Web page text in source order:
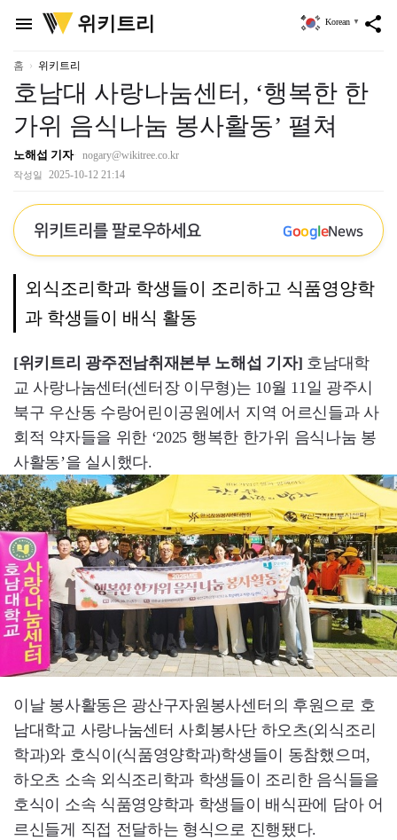
menu
위
키
리
위키트리 share
Korean ▼
홈 위키트리
호남대 사랑나눔센터, ‘행복한 한
가위 음식나눔 봉사활동’ 펼쳐
노해섭 기자 nogary@wikitree.co.kr
작성일 2025-10-12 21:14
위키트리를 팔로우하세요 GoogleNews
외식조리학과 학생들이 조리하고 식품영양학
과 학생들이 배식 활동
[위키트리 광주전남취재본부 노해섭 기자] 호남대학
교 사랑나눔센터(센터장 이무형)는 10월 11일 광주시
북구 우산동 수랑어린이공원에서 지역 어르신들과 사
회적 약자들을 위한 ‘2025 행복한 한가위 음식나눔 봉
사활동’을 실시했다.
이날 봉사활동은 광산구자원봉사센터의 후원으로 호
남대학교 사랑나눔센터 사회봉사단 하오츠(외식조리
학과)와 호식이(식품영양학과)학생들이 동참했으며,
하오츠 소속 외식조리학과 학생들이 조리한 음식들을
호식이 소속 식품영양학과 학생들이 배식판에 담아 어
르신들게 직접 전달하는 형식으로 진행됐다.